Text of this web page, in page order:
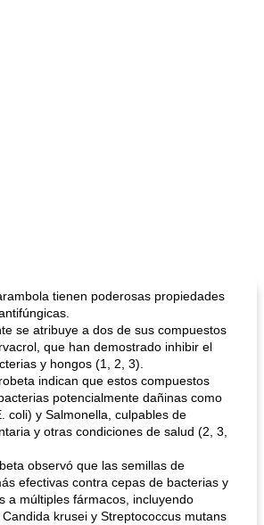
tienen poderosas propiedades
se atribuye a dos de sus compuestos
que han demostrado inhibir el
y hongos (1, 2, 3).
indican que estos compuestos
potencialmente dañinas como
coli) y Salmonella, culpables de
y otras condiciones de salud (2, 3,
observó que las semillas de
efectivas contra cepas de bacterias y
a múltiples fármacos, incluyendo
krusei y Streptococcus mutans